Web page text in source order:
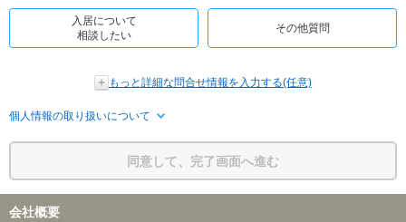
入居について
相談したい
その他質問
もっと詳細な問合せ情報を入力する(任意)
個人情報の取り扱いについて
同意して、完了画面へ進む
会社概要